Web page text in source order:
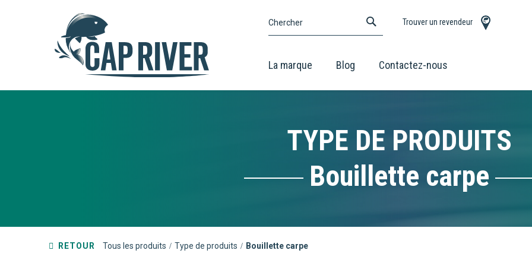
Chercher
CHERCHERTrouver un revendeur
La marque Blog Contactez-nous
TYPE DE PRODUITS
Bouillette carpe
RETOUR Tous les produits Type de produits Bouillette carpe